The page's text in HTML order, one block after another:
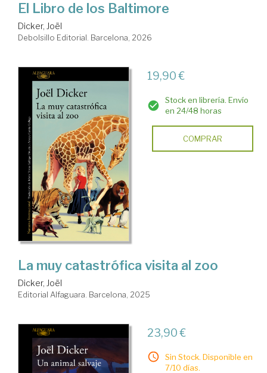
El Libro de los Baltimore
Dicker, Joël
Debolsillo Editorial. Barcelona, 2026
19,90 €
Stock en librería. Envío
en 24/48 horas
COMPRAR
La muy catastrófica visita al zoo
Dicker, Joël
Editorial Alfaguara. Barcelona, 2025
23,90 €
Sin Stock. Disponible en
7/10 días.